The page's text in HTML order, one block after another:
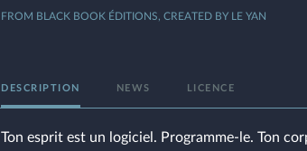
FROM BLACK BOOK ÉDITIONS, CREATED BY LE YAN
DESCRIPTION NEWS LICENCE
Ton esprit est un logiciel. Programme-le. Ton